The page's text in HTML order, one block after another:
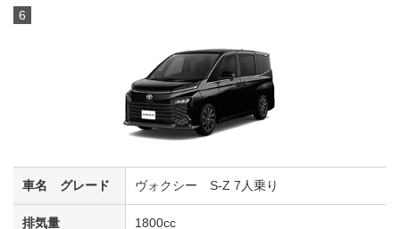
6
ヴォクシー S-Z 7人乗り
1800cc